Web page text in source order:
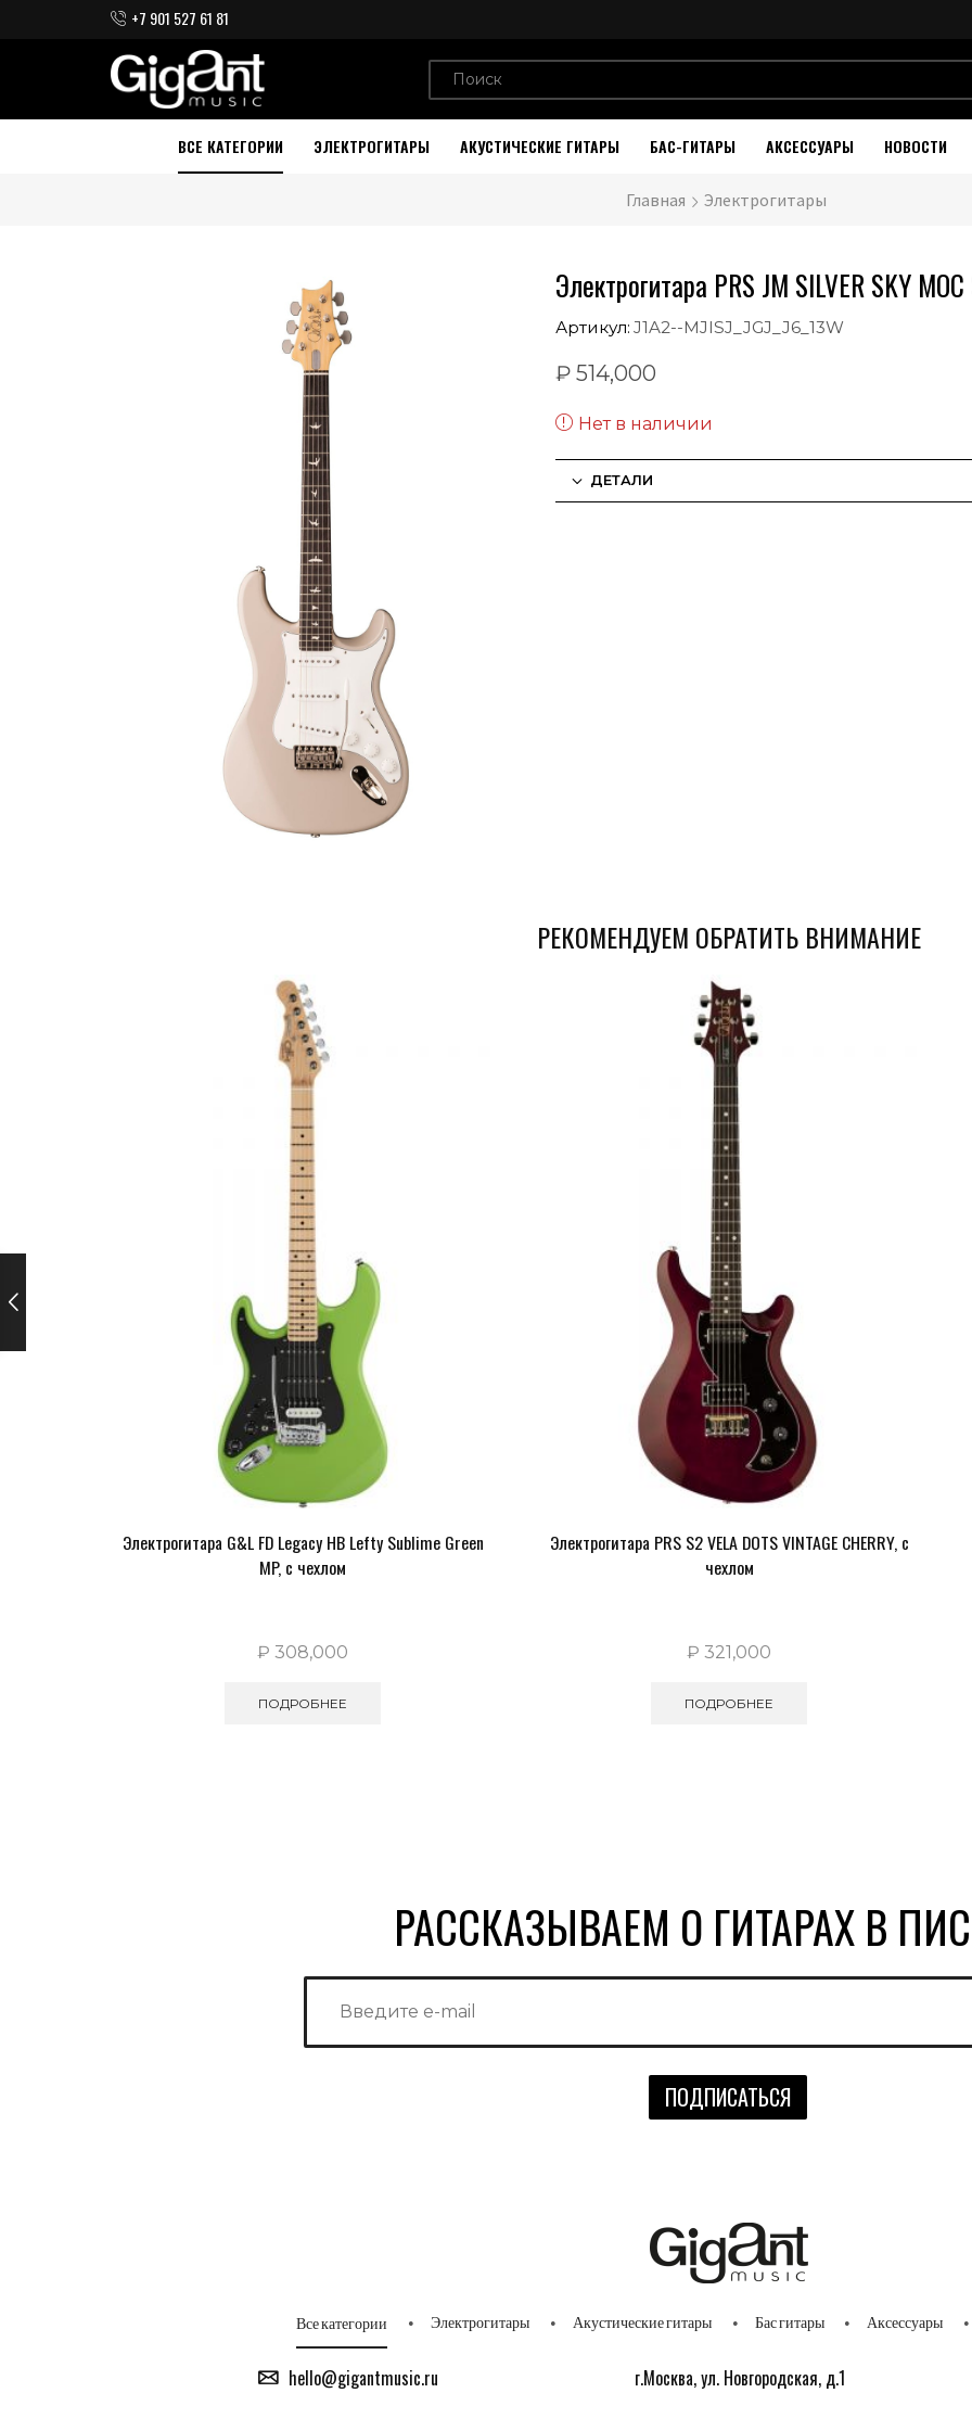
+7 901 527 61 81
ВСЕ КАТЕГОРИИ ЭЛЕКТРОГИТАРЫ АКУСТИЧЕСКИЕ ГИТАРЫ БАС-ГИТАРЫ АКСЕССУАРЫ НОВОСТИ
Главная Электрогитары
Электрогитара PRS JM SILVER SKY
Артикул: J1A2--MJISJ_JGJ_J6_13W
₽514,000
Нет в наличии
ДЕТАЛИ
РЕКОМЕНДУЕМ ОБРАТИТЬ ВНИМАНИЕ
Электрогитара G&L FD Legacy HB Lefty Sublime Green
MP, с чехлом
₽ 308,000
ПОДРОБНЕЕ
Электрогитара PRS S2 VELA DOTS VINTAGE CHERRY, с
чехлом
₽ 321,000
ПОДРОБНЕЕ
РАССКАЗЫВАЕМ О ГИТАРАХ В
Все категории Электрогитары Акустические гитары Бас гитары Аксессуары
hello@gigantmusic.ru г.Москва, ул. Новгородская, д.1